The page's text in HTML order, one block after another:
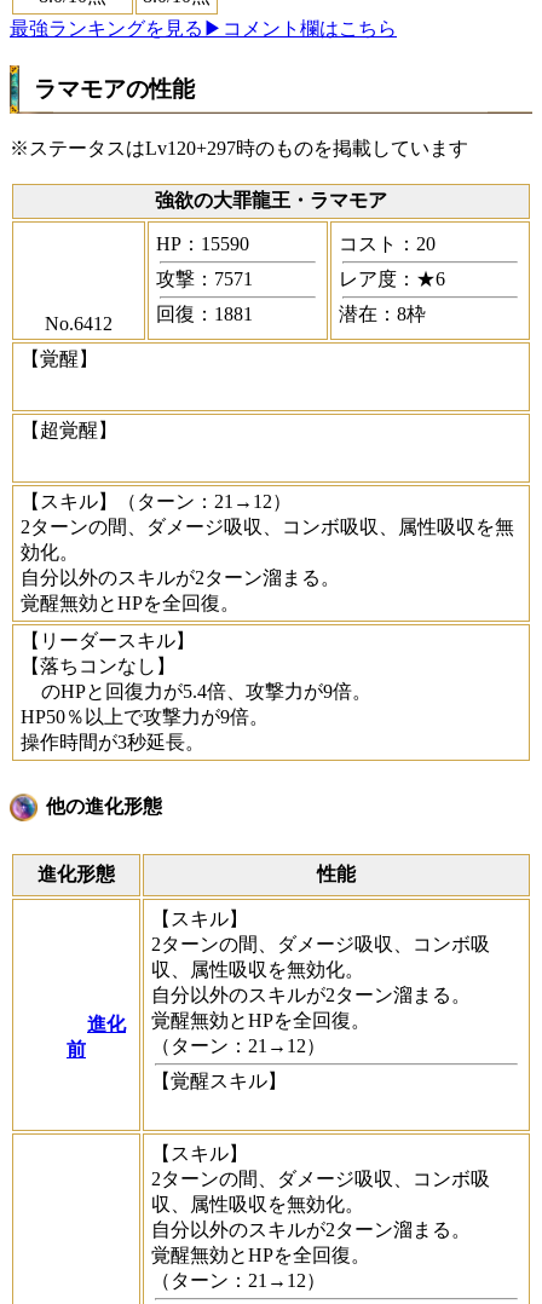
最強ランキングを見る ▶コメント欄はこちら
ラマモアの性能
※ステータスはLv120+297時のものを掲載しています
強欲の大罪龍王・ラマモア
No.6412
HP：15590
攻撃：7571
回復：1881
コスト：20
レア度：★6
潜在：8枠
【覚醒】
【超覚醒】
【スキル】
（ターン：21→12）
2ターンの間、ダメージ吸収、コンボ吸収、属性吸収を無
効化。
自分以外のスキルが2ターン溜まる。
覚醒無効とHPを全回復。
【リーダースキル】
【落ちコンなし】
のHPと回復力が5.4倍、攻撃力が9倍。
HP50％以上で攻撃力が9倍。
操作時間が3秒延長。
他の進化形態
進化形態 性能
進化
前
【スキル】
2ターンの間、ダメージ吸収、コンボ吸
収、属性吸収を無効化。
自分以外のスキルが2ターン溜まる。
覚醒無効とHPを全回復。
（ターン：21→12）
【覚醒スキル】
【スキル】
2ターンの間、ダメージ吸収、コンボ吸
収、属性吸収を無効化。
自分以外のスキルが2ターン溜まる。
覚醒無効とHPを全回復。
（ターン：21→12）